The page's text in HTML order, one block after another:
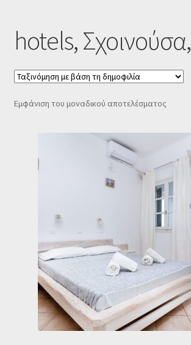
Ο λογαριασμός μου
Ταμείο
HOME
hotels, Σχοινούσα,
Εμφάνιση του μοναδικού αποτελέσματος